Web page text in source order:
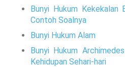
Bunyi Hukum Kekekalan
Contoh Soalnya
Bunyi Hukum Alam
Bunyi Hukum
Kehidupan Sehari-hari